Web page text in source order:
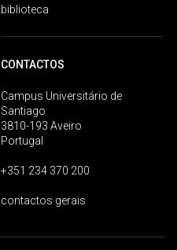
biblioteca
CONTACTOS
Campus Universitário de
Santiago
3810-193 Aveiro
Portugal
+351 234 370 200
contactos gerais